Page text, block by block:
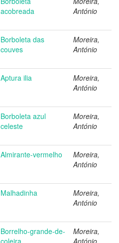
acobreada
António
Borboleta das
couves
Moreira,
António
Aptura ilia
Moreira,
António
Borboleta azul
celeste
Moreira,
António
Almirante-vermelho
Moreira,
António
Malhadinha
Moreira,
António
Borrelho-grande-de-
Moreira,